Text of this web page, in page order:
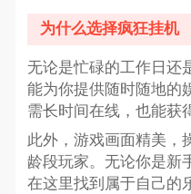
为什么选择疯狂挂机
无论是忙碌的工作日还
能为你提供随时随地的
需长时间在线，也能获
此外，游戏画面精美，
龄段玩家。无论你是新
在这里找到属于自己的